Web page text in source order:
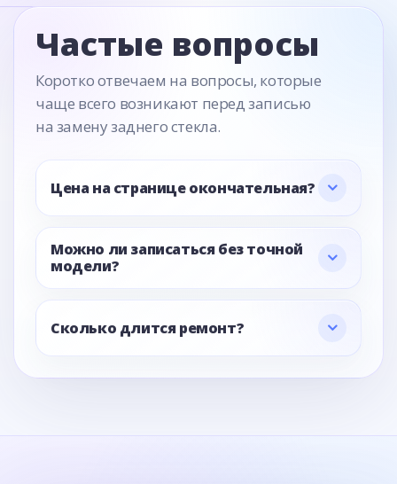
Частые вопросы
Коротко отвечаем на вопросы, которые
чаще всего возникают перед записью
на замену заднего стекла.
Цена на странице окончательная?
Можно ли записаться без точной
модели?
Сколько длится ремонт?